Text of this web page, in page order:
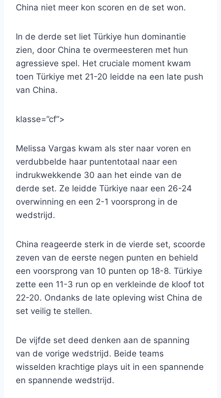
China niet meer kon scoren en de set won.
In de derde set liet Türkiye hun dominantie
zien, door China te overmeesteren met hun
agressieve spel. Het cruciale moment kwam
toen Türkiye met 21-20 leidde na een late push
van China.
klasse=”cf”>
Melissa Vargas kwam als ster naar voren en
verdubbelde haar puntentotaal naar een
indrukwekkende 30 aan het einde van de
derde set. Ze leidde Türkiye naar een 26-24
overwinning en een 2-1 voorsprong in de
wedstrijd.
China reageerde sterk in de vierde set, scoorde
zeven van de eerste negen punten en behield
een voorsprong van 10 punten op 18-8. Türkiye
zette een 11-3 run op en verkleinde de kloof tot
22-20. Ondanks de late opleving wist China de
set veilig te stellen.
De vijfde set deed denken aan de spanning
van de vorige wedstrijd. Beide teams
wisselden krachtige plays uit in een spannende
en spannende wedstrijd.